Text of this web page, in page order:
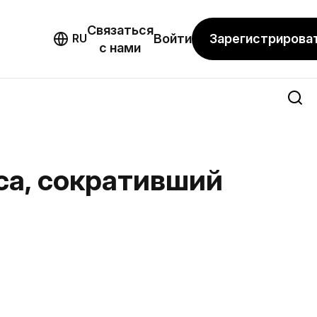
RU
Связаться
с нами
Войти
сокративший